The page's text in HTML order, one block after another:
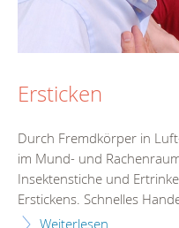
Ersticken
Durch Fremdkörper in
im Mund- und
Insektenstiche und
Erstickens. Schnelles
Weiterlesen